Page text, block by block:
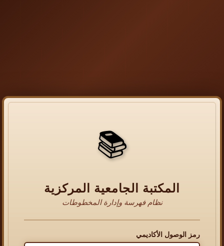
📚
المكتبة الجامعية المركزية
نظام فهرسة وإدارة المخطوطات
رمز الوصول الأكاديمي